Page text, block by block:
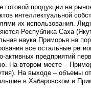
готовой продукции на
интеллектуальной
их использования.
Республика Саха
наука Приморья на
все остальные
активных предприятий
На втором месте –
На выходе – объемы
в Хабаровском и